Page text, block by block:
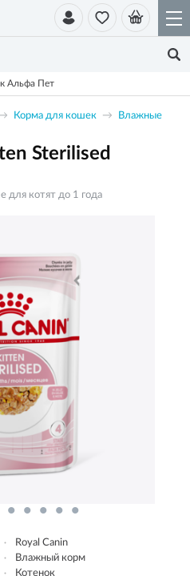
Альфа Пет
Корма для кошек
Влажные
Sterilised
для котят до 1 года
Royal Canin
Влажный корм
Котенок